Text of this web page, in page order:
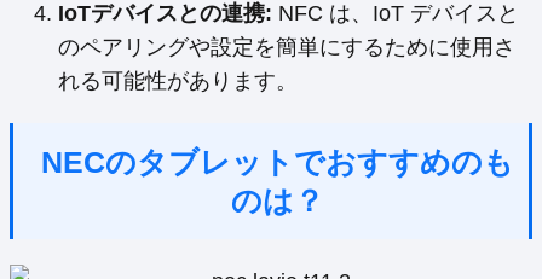
IoTデバイスとの連携: NFC は、IoT デバイスと
のペアリングや設定を簡単にするために使用さ
れる可能性があります。
NECのタブレットでおすすめのも
のは？